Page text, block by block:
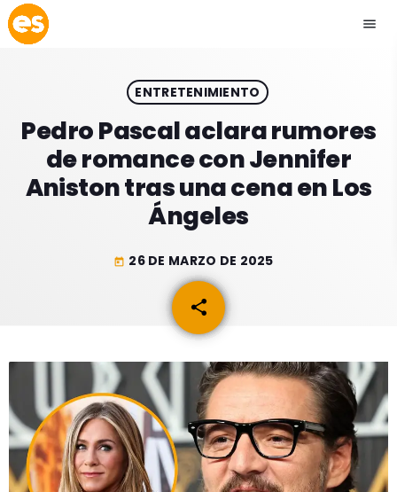
menu
play_arrow EMISIÓN LA PAZ
play_arrow EMISIÓN COCHABAMBA
ESLATINO NEWS
ESPECTÁCULOS
GEEKERS
MÚSICA
ENTRETENIMIENTO
INICIO
RADIO SPLENDID
CONTACTO
ENTRETENIMIENTO
Pedro Pascal aclara rumores
de romance con Jennifer
Aniston tras una cena en Los
Ángeles
today 26 DE MARZO DE 2025
share
email